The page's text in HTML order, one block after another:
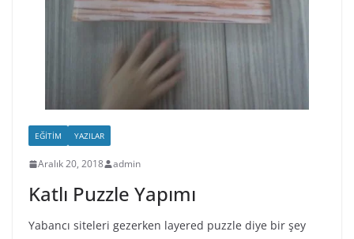
EĞITIM YAZILAR
Aralık 20, 2018 admin
Katlı Puzzle Yapımı
Yabancı siteleri gezerken layered puzzle diye bir şey